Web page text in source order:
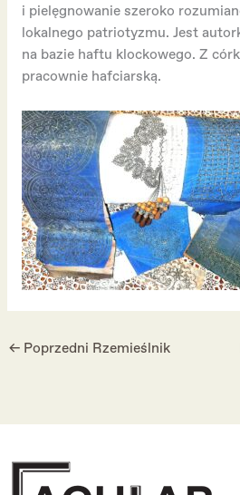
i pielęgnowanie szeroko
lokalnego patriotyzmu. Jest
na bazie haftu klockowego. Z
pracownie hafciarską.
← Poprzedni Rzemieślnik